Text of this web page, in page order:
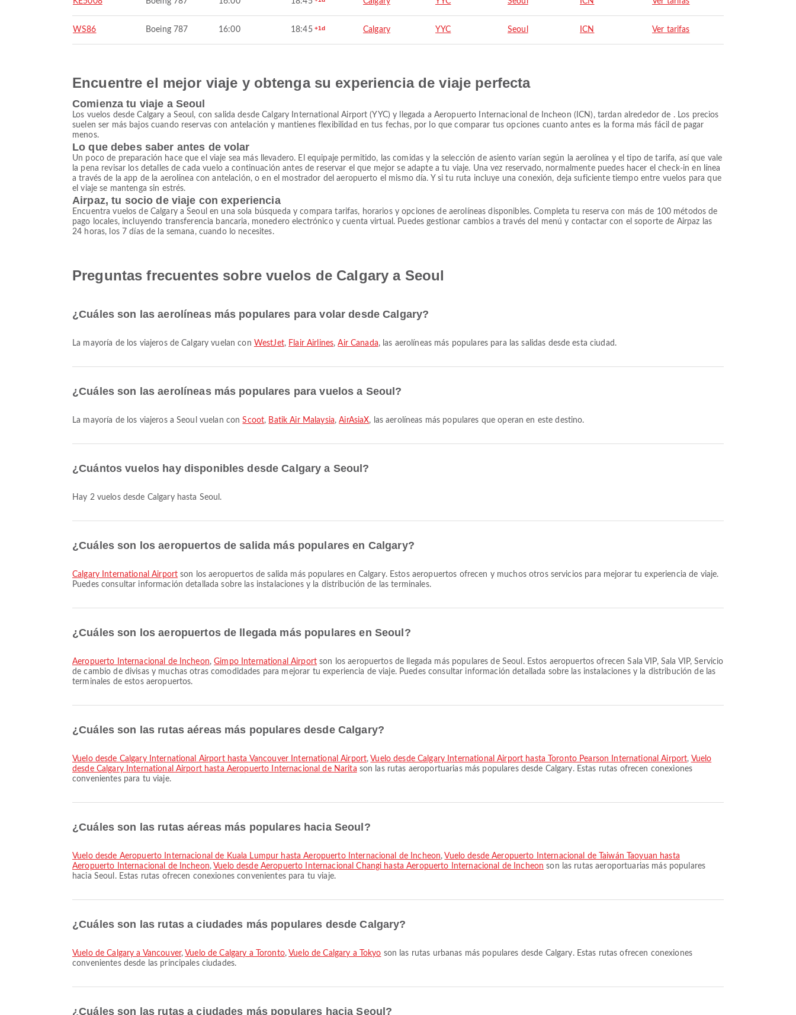
WS86 Boeing 787 16:00 18:45 +1d Calgary YYC Seoul ICN Ver tarifas
Encuentre el mejor viaje y obtenga su experiencia de viaje perfecta
Comienza tu viaje a Seoul
Los vuelos desde Calgary a Seoul, con salida desde Calgary International Airport (YYC) y llegada a Aeropuerto Internacional de Incheon (ICN), tardan alrededor de . Los precios
suelen ser más bajos cuando reservas con antelación y mantienes flexibilidad en tus fechas, por lo que comparar tus opciones cuanto antes es la forma más fácil de pagar
menos.
Lo que debes saber antes de volar
Un poco de preparación hace que el viaje sea más llevadero. El equipaje permitido, las comidas y la selección de asiento varían según la aerolínea y el tipo de tarifa, así que vale
la pena revisar los detalles de cada vuelo a continuación antes de reservar el que mejor se adapte a tu viaje. Una vez reservado, normalmente puedes hacer el check-in en línea
a través de la app de la aerolínea con antelación, o en el mostrador del aeropuerto el mismo día. Y si tu ruta incluye una conexión, deja suficiente tiempo entre vuelos para que
el viaje se mantenga sin estrés.
Airpaz, tu socio de viaje con experiencia
Encuentra vuelos de Calgary a Seoul en una sola búsqueda y compara tarifas, horarios y opciones de aerolíneas disponibles. Completa tu reserva con más de 100 métodos de
pago locales, incluyendo transferencia bancaria, monedero electrónico y cuenta virtual. Puedes gestionar cambios a través del menú y contactar con el soporte de Airpaz las
24 horas, los 7 días de la semana, cuando lo necesites.
Preguntas frecuentes sobre vuelos de Calgary a Seoul
¿Cuáles son las aerolíneas más populares para volar desde Calgary?
La mayoría de los viajeros de Calgary vuelan con WestJet, Flair Airlines,Air Canada, las aerolíneas más populares para las salidas desde esta ciudad.
¿Cuáles son las aerolíneas más populares para vuelos a Seoul?
La mayoría de los viajeros a Seoul vuelan conScoot, Batik Air Malaysia,AirAsiaX, las aerolíneas más populares que operan en este destino.
¿Cuántos vuelos hay disponibles desde Calgary a Seoul?
Hay 2 vuelos desde Calgary hasta Seoul.
¿Cuáles son los aeropuertos de salida más populares en Calgary?
Calgary International Airport son los aeropuertos de salida más populares en Calgary. Estos aeropuertos ofrecen y muchos otros servicios para mejorar tu experiencia de viaje.
Puedes consultar información detallada sobre las instalaciones y la distribución de las terminales.
¿Cuáles son los aeropuertos de llegada más populares en Seoul?
Aeropuerto Internacional de Incheon,Gimpo International Airportson los aeropuertos de llegada más populares de Seoul. Estos aeropuertos ofrecen Sala VIP, Sala VIP, Servicio
de cambio de divisas y muchas otras comodidades para mejorar tu experiencia de viaje. Puedes consultar información detallada sobre las instalaciones y la distribución de las
terminales de estos aeropuertos.
¿Cuáles son las rutas aéreas más populares desde Calgary?
Vuelo desde Calgary International Airport hasta Vancouver International Airport, Vuelo desde Calgary International Airport hasta Toronto Pearson International Airport, Vuelo
desde Calgary International Airport hasta Aeropuerto Internacional de Narita son las rutas aeroportuarias más populares desde Calgary. Estas rutas ofrecen conexiones
convenientes para tu viaje.
¿Cuáles son las rutas aéreas más populares hacia Seoul?
Vuelo desde Aeropuerto Internacional de Kuala Lumpur hasta Aeropuerto Internacional de Incheon, Vuelo desde Aeropuerto Internacional de Taiwán Taoyuan hasta
Aeropuerto Internacional de Incheon, Vuelo desde Aeropuerto Internacional Changi hasta Aeropuerto Internacional de Incheon son las rutas aeroportuarias más populares
hacia Seoul. Estas rutas ofrecen conexiones convenientes para tu viaje.
¿Cuáles son las rutas a ciudades más populares desde Calgary?
Vuelo de Calgary a Vancouver, Vuelo de Calgary a Toronto, Vuelo de Calgary a Tokyo son las rutas urbanas más populares desde Calgary. Estas rutas ofrecen conexiones
convenientes desde las principales ciudades.
¿Cuáles son las rutas a ciudades más populares hacia Seoul?